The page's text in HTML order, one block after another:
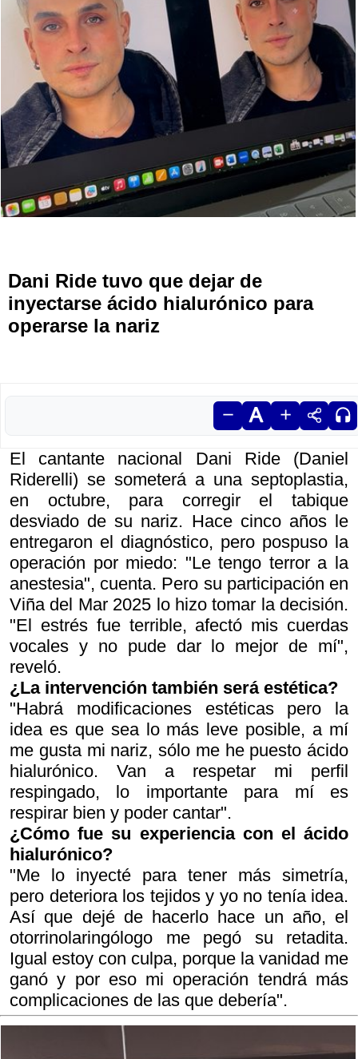
Dani Ride tuvo que dejar de
inyectarse ácido hialurónico para
operarse la nariz
El cantante nacional Dani Ride (Daniel
Riderelli) se someterá a una septoplastia,
en octubre, para corregir el tabique
desviado de su nariz. Hace cinco años le
entregaron el diagnóstico, pero pospuso la
operación por miedo: "Le tengo terror a la
anestesia", cuenta. Pero su participación en
Viña del Mar 2025 lo hizo tomar la decisión.
"El estrés fue terrible, afectó mis cuerdas
vocales y no pude dar lo mejor de mí",
reveló.
¿La intervención también será estética?
"Habrá modificaciones estéticas pero la
idea es que sea lo más leve posible, a mí
me gusta mi nariz, sólo me he puesto ácido
hialurónico. Van a respetar mi perfil
respingado, lo importante para mí es
respirar bien y poder cantar".
¿Cómo fue su experiencia con el ácido
hialurónico?
"Me lo inyecté para tener más simetría,
pero deteriora los tejidos y yo no tenía idea.
Así que dejé de hacerlo hace un año, el
otorrinolaringólogo me pegó su retadita.
Igual estoy con culpa, porque la vanidad me
ganó y por eso mi operación tendrá más
complicaciones de las que debería".